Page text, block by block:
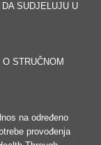
SUDJELUJU U
STRUČNOM
na određeno
provođenja